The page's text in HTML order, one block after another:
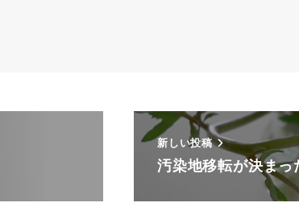
新しい投稿
汚染地移転が決まっ